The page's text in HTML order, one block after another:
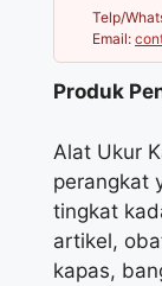
Telp/
Email:
Produk
Alat Ukur
perangkat
tingkat
artikel,
kapas,